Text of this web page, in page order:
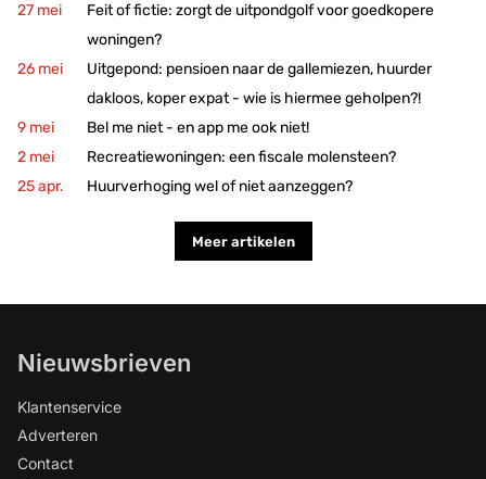
Feit of fictie: zorgt de uitpondgolf voor goedkopere
woningen?
Uitgepond: pensioen naar de gallemiezen, huurder
dakloos, koper expat - wie is hiermee geholpen?!
Bel me niet - en app me ook niet!
Recreatiewoningen: een fiscale molensteen?
Huurverhoging wel of niet aanzeggen?
Meer artikelen
Nieuwsbrieven
Klantenservice
Adverteren
Contact